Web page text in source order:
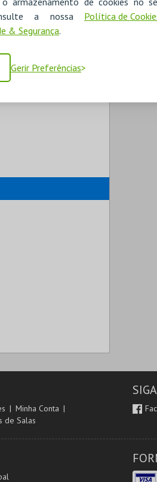
a nossa Política de
& Segurança.
Gerir Preferências
Minha Conta
de Salas